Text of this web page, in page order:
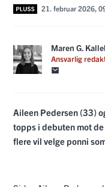
21. februar 2026,
Maren G.
Ansvarlig
Aileen Pedersen (33)
topps i debuten mot
flere vil velge ponni